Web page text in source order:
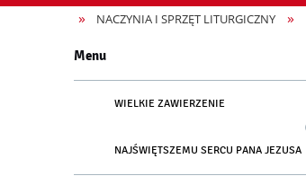
» NACZYNIA I SPRZĘT LITURGICZNY »
Menu
WIELKIE ZAWIERZENIE
NAJŚWIĘTSZEMU SERCU PANA JEZUSA